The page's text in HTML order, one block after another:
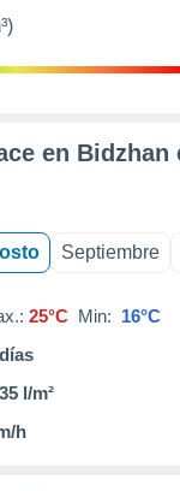
en Bidzhan
Septiembre
25°C Min: 16°C
l/m²
h